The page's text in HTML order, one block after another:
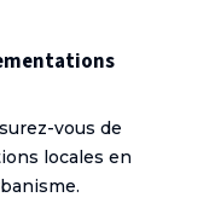
vous de
locales en